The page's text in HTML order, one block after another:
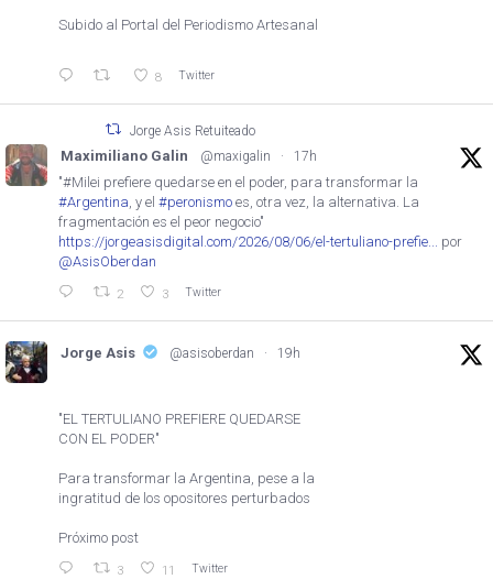
Subido al Portal del Periodismo Artesanal
8 Twitter
Jorge Asis Retuiteado
Maximiliano Galin @maxigalin · 17h
"#Milei prefiere quedarse en el poder, para transformar la
#Argentina , y el #peronismo es, otra vez, la alternativa. La
fragmentación es el peor negocio"
https://jorgeasisdigital.com/2026/08/06/el-tertuliano-prefie...
por
@AsisOberdan
2 3 Twitter
Jorge Asis @asisoberdan · 19h
"EL TERTULIANO PREFIERE QUEDARSE
CON EL PODER"
Para transformar la Argentina, pese a la
ingratitud de los opositores perturbados
Próximo post
3 11 Twitter